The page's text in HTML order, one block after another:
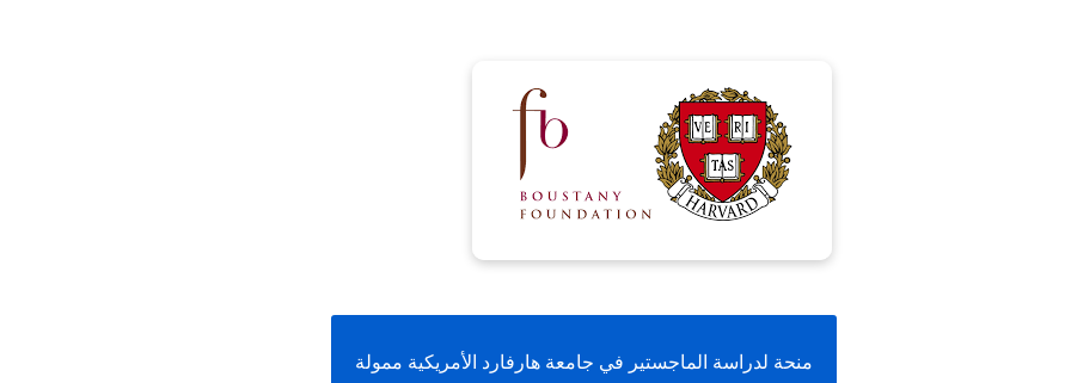
منحة لدراسة الماجستير في جامعة هارفارد الأمريكية ممولة